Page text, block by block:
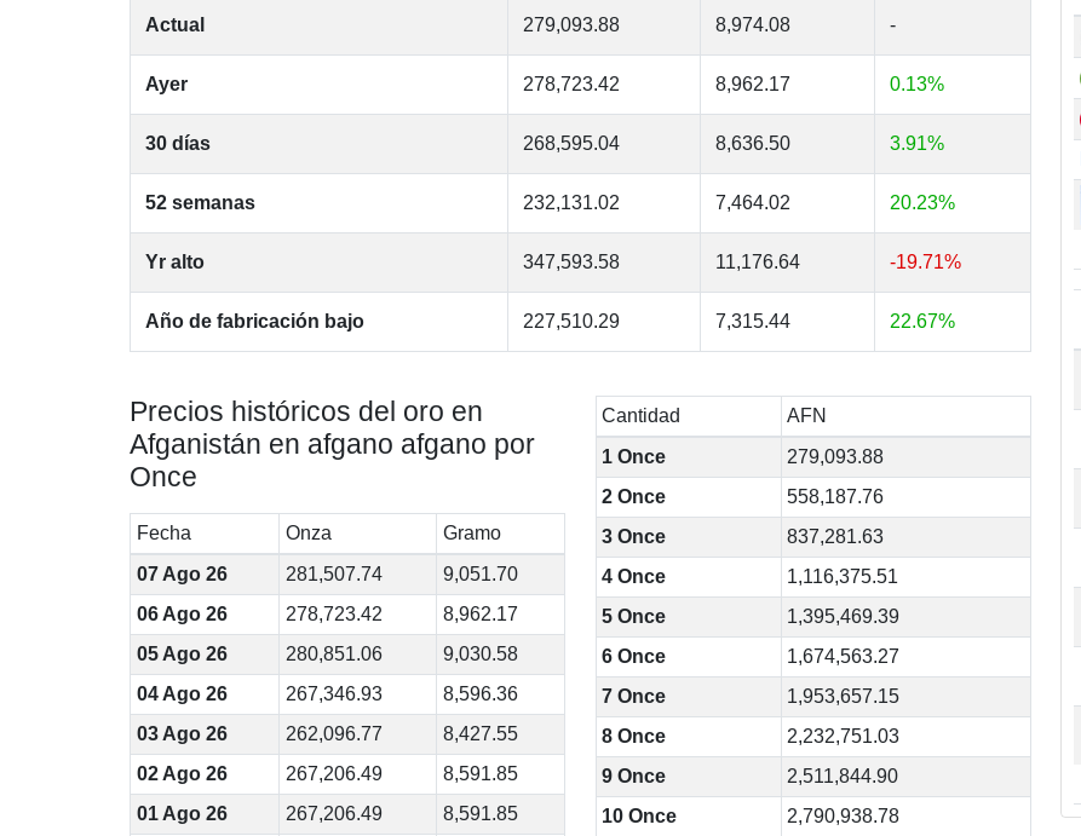
Actual 279,093.88 8,974.08 -
Ayer 278,723.42 8,962.17 0.13%
30 días 268,595.04 8,636.50 3.91%
52 semanas 232,131.02 7,464.02 20.23%
Yr alto 347,593.58 11,176.64 -19.71%
Año de fabricación bajo 227,510.29 7,315.44 22.67%
Precios históricos del oro en
Afganistán en afgano afgano por
Once
Fecha Onza
Gramo
07 Ago 26
281,507.74
9,051.70
06 Ago 26
278,723.42
8,962.17
05 Ago 26
280,851.06
9,030.58
04 Ago 26
267,346.93
8,596.36
03 Ago 26
262,096.77
8,427.55
02 Ago 26
267,206.49
8,591.85
01 Ago 26
267,206.49 8,591.85
Cantidad
AFN
1 Once
279,093.88
2 Once
558,187.76
3 Once
837,281.63
4 Once
1,116,375.51
5 Once
1,395,469.39
6 Once
1,674,563.27
7 Once
1,953,657.15
8 Once
2,232,751.03
9 Once
2,511,844.90
10 Once
2,790,938.78